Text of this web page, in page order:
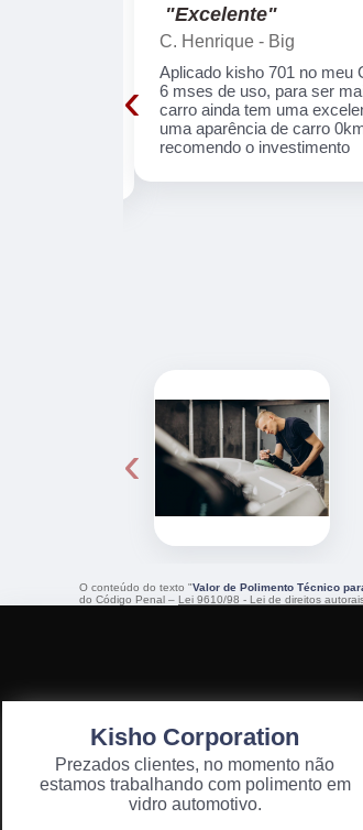
"Excelente"
C. Henrique - Big
Aplicado kisho 701 no meu
6 mses de uso, para ser
carro ainda tem uma
uma aparência de carro
recomendo o investimento
‹
‹
O conteúdo do texto "Valor de Polimento Técnico
do Código Penal – Lei 9610/98 - Lei de direitos
Kisho Corporation
Prezados clientes, no momento não
estamos trabalhando com polimento em
vidro automotivo.